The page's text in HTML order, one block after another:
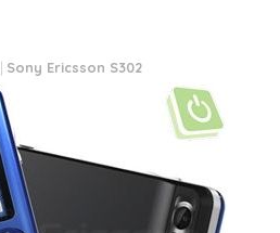
Sony Ericsson S302